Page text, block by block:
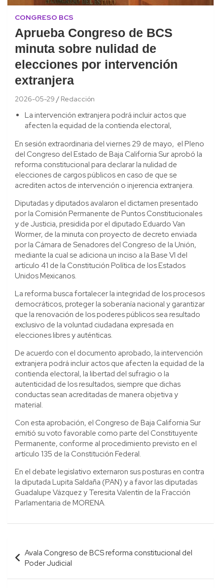
CONGRESO BCS
Aprueba Congreso de BCS
minuta sobre nulidad de
elecciones por intervención
extranjera
2026-05-29 Redacción
La intervención extranjera podrá incluir actos que
afecten la equidad de la contienda electoral,
En sesión extraordinaria del viernes 29 de mayo, el Pleno
del Congreso del Estado de Baja California Sur aprobó la
reforma constitucional para declarar la nulidad de
elecciones de cargos públicos en caso de que se
acrediten actos de intervención o injerencia extranjera.
Diputadas y diputados avalaron el dictamen presentado
por la Comisión Permanente de Puntos Constitucionales
y de Justicia, presidida por el diputado Eduardo Van
Wormer, de la minuta con proyecto de decreto enviada
por la Cámara de Senadores del Congreso de la Unión,
mediante la cual se adiciona un inciso a la Base VI del
artículo 41 de la Constitución Política de los Estados
Unidos Mexicanos.
La reforma busca fortalecer la integridad de los procesos
democráticos, proteger la soberanía nacional y garantizar
que la renovación de los poderes públicos sea resultado
exclusivo de la voluntad ciudadana expresada en
elecciones libres y auténticas.
De acuerdo con el documento aprobado, la intervención
extranjera podrá incluir actos que afecten la equidad de la
contienda electoral, la libertad del sufragio o la
autenticidad de los resultados, siempre que dichas
conductas sean acreditadas de manera objetiva y
material.
Con esta aprobación, el Congreso de Baja California Sur
emitió su voto favorable como parte del Constituyente
Permanente, conforme al procedimiento previsto en el
artículo 135 de la Constitución Federal.
En el debate legislativo externaron sus posturas en contra
la diputada Lupita Saldaña (PAN) y a favor las diputadas
Guadalupe Vázquez y Teresita Valentín de la Fracción
Parlamentaria de MORENA.
Navegación
de
entradas
Avala Congreso de BCS reforma constitucional del
Poder Judicial